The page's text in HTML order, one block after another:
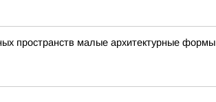
пространств малые архитектурные формы